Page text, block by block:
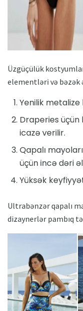
Üzgüçülük
elementləri və bəzək
Yenilik
Draperies üçün
icazə verilir.
Qapalı
üçün incə dəri
Yüksək
Ultrabənzər qapalı
dizaynerlər pambıq